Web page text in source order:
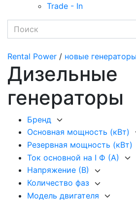
Trade - In
Rental Power / новые генераторы
Дизельные
генераторы
Бренд
Основная мощность (кВт)
Резервная мощность (кВт)
Ток основной на I Ф (А)
Напряжение (В)
Количество фаз
Модель двигателя